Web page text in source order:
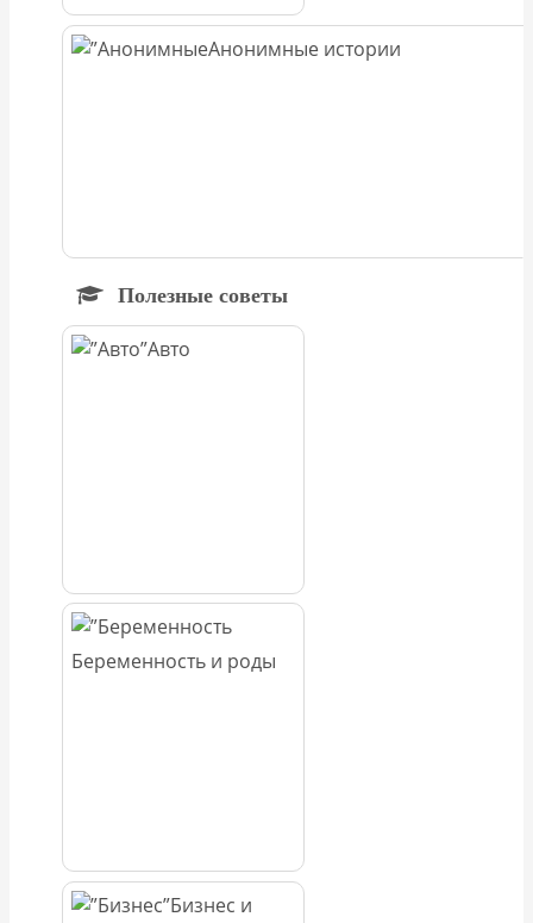
Анонимные истории
Полезные советы
Авто
Беременность и роды
Бизнес и